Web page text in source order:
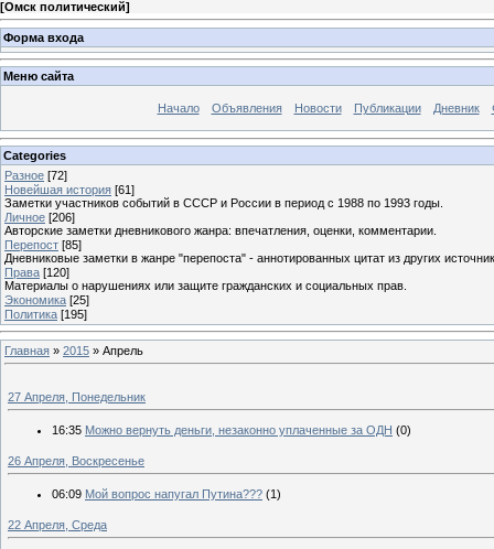
[Омск политический]
Форма входа
Меню сайта
Начало Объявления Новости Публикации Дневник
Categories
Разное [72]
Новейшая история [61]
Заметки участников событий в СССР и России в период с 1988 по 1993 годы.
Личное [206]
Авторские заметки дневникового жанра: впечатления, оценки, комментарии.
Перепост [85]
Дневниковые заметки в жанре "перепоста" - аннотированных цитат из других
Права [120]
Материалы о нарушениях или защите гражданских и социальных прав.
Экономика [25]
Политика [195]
Главная » 2015 » Апрель
27 Апреля, Понедельник
16:35 Можно вернуть деньги, незаконно уплаченные за ОДН (0)
26 Апреля, Воскресенье
06:09 Мой вопрос напугал Путина??? (1)
22 Апреля, Среда